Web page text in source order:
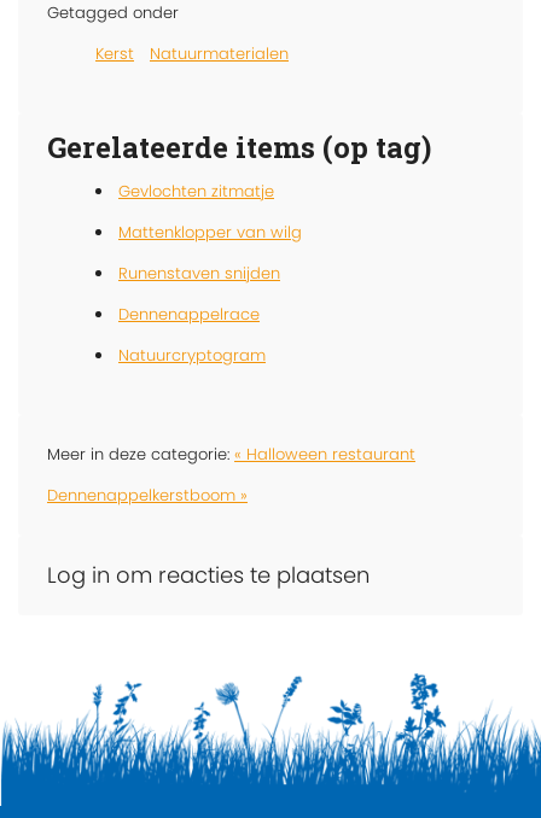
Getagged onder
Kerst
Natuurmaterialen
Gerelateerde items (op tag)
Gevlochten zitmatje
Mattenklopper van wilg
Runenstaven snijden
Dennenappelrace
Natuurcryptogram
Meer in deze categorie: « Halloween restaurant
Dennenappelkerstboom »
Log in om reacties te plaatsen